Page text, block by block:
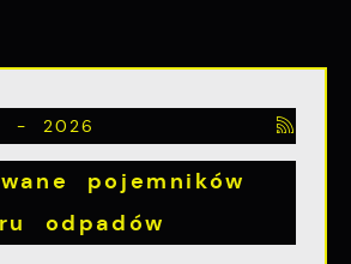
- 2026
pojemników
odpadów